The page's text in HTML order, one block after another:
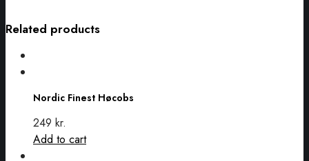
Related products
Høcobs
Nordic Finest Høcobs
249 kr.
Add to cart